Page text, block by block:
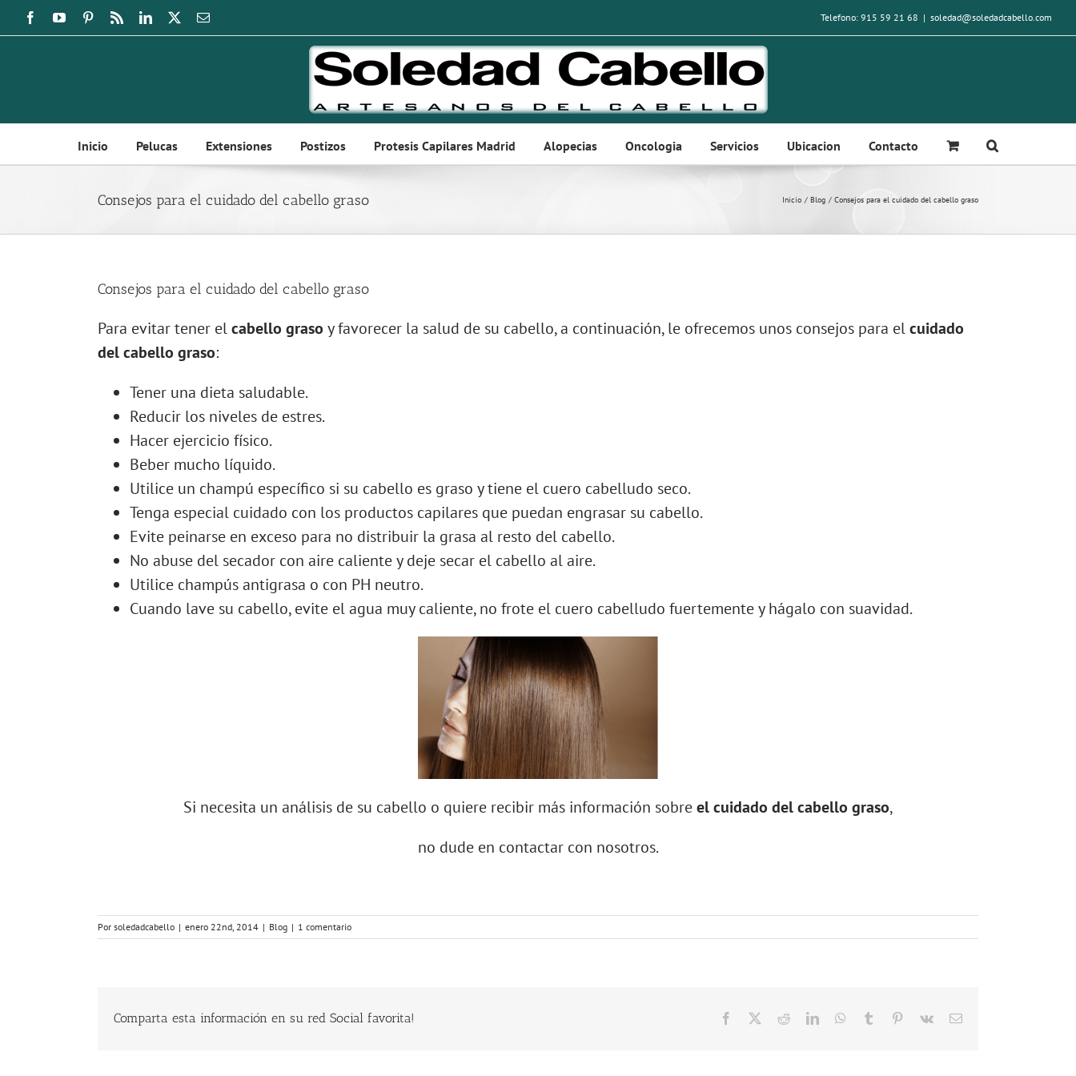
Saltar
al
FacebookYouTubePinterestRss LinkedIn
Correo
Telefono: 915 59 21 68 | soledad@soledadcabello.com
Inicio Pelucas Extensiones Postizos Protesis Capilares Madrid Alopecias Oncologia Servicios Ubicacion Contacto
Consejos para el cuidado del cabello graso Inicio Blog Consejos para el cuidado del cabello graso
Consejos para el cuidado del cabello graso
Para evitar tener elcabello graso y favorecer la salud de su cabello, a continuación, le ofrecemos unos consejos para elcuidado
del cabello graso:
Tener una dieta saludable.
Reducir los niveles de estres.
Hacer ejercicio físico.
Beber mucho líquido.
Utilice un champú específico si su cabello es graso y tiene el cuero cabelludo seco.
Tenga especial cuidado con los productos capilares que puedan engrasar su cabello.
Evite peinarse en exceso para no distribuir la grasa al resto del cabello.
No abuse del secador con aire caliente y deje secar el cabello al aire.
Utilice champús antigrasa o con PH neutro.
Cuando lave su cabello, evite el agua muy caliente, no frote el cuero cabelludo fuertemente y hágalo con suavidad.
Si necesita un análisis de su cabello o quiere recibir más información sobreel cuidado del cabello graso,
no dude en contactar con nosotros.
Por soledadcabello | enero 22nd, 2014 | Blog | 1 comentario
Comparta esta información en su red Social favorita! Facebook RedditLinkedInWhatsApp
Tumblr Pinterest
Vk
Correo